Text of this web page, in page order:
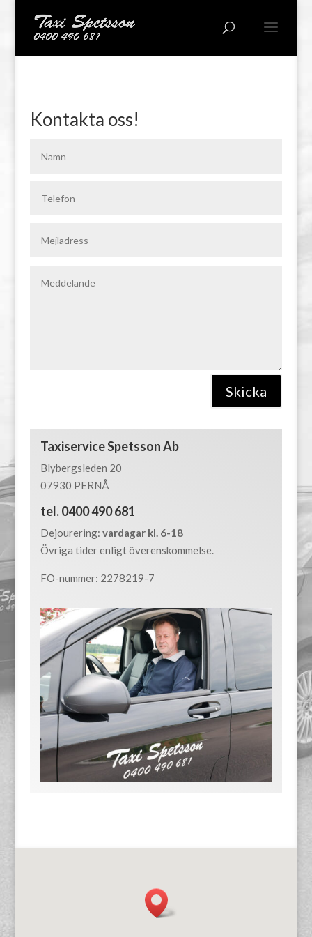
Kontakta oss!
Skicka
Taxiservice Spetsson Ab
Blybergsleden 20
07930 PERNÅ
tel. 0400 490 681
Dejourering: vardagar kl. 6-18
Övriga tider enligt överenskommelse.
FO-nummer: 2278219-7